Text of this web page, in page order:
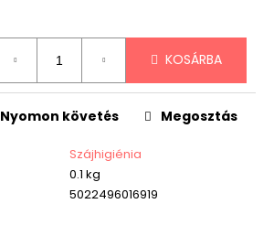
KOSÁRBA
Szájhigiénia
0.1 kg
5022496016919
Nyomon követés Megosztás